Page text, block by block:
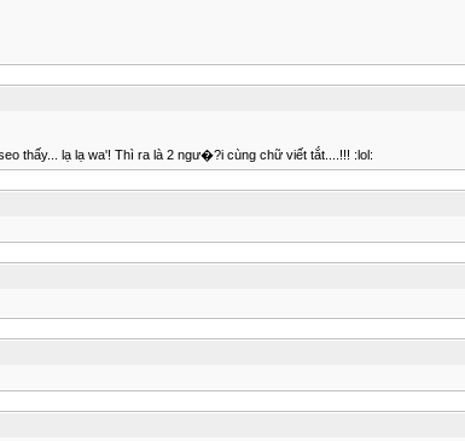
thấy... lạ lạ wa'! Thì ra là 2 ngư�?i cùng chữ viết tắt....!!! :lol: